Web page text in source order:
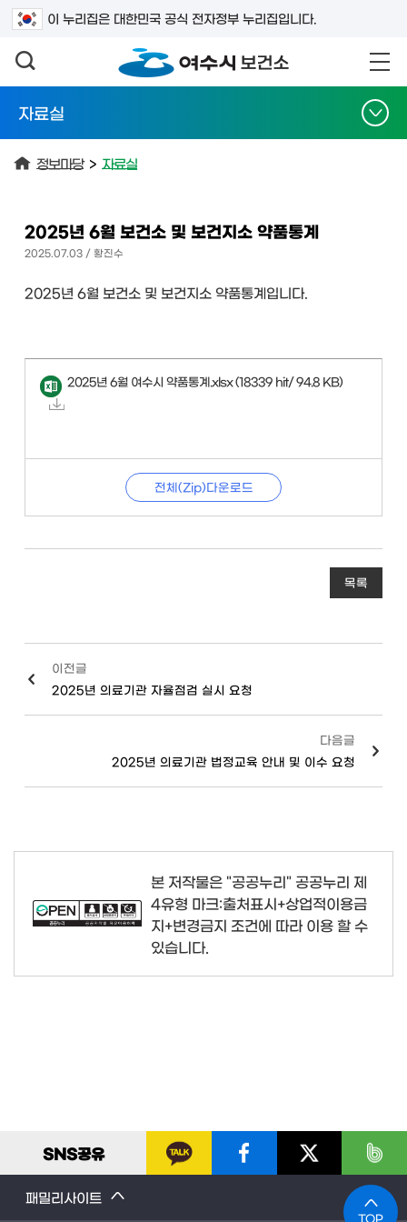
이 누리집은 대한민국 공식 전자정부 누리집입니다.
검색어를 입력하세요
자료실
정보마당 > 자료실
2025년 6월 보건소 및 보건지소 약품통계
2025.07.03 / 황진수
2025년 6월 보건소 및 보건지소 약품통계입니다.
2025년 6월 여수시 약품통계.xlsx (18339 hit/ 94.8 KB)
전체(Zip)다운로드
목록
이전글
2025년 의료기관 자율점검 실시 요청
다음글
2025년 의료기관 법정교육 안내 및 이수 요청
본 저작물은 "공공누리" 공공누리 제
4유형 마크:출처표시+상업적이용금
지+변경금지 조건에 따라 이용 할 수
있습니다.
SNS공유
패밀리사이트
TOP